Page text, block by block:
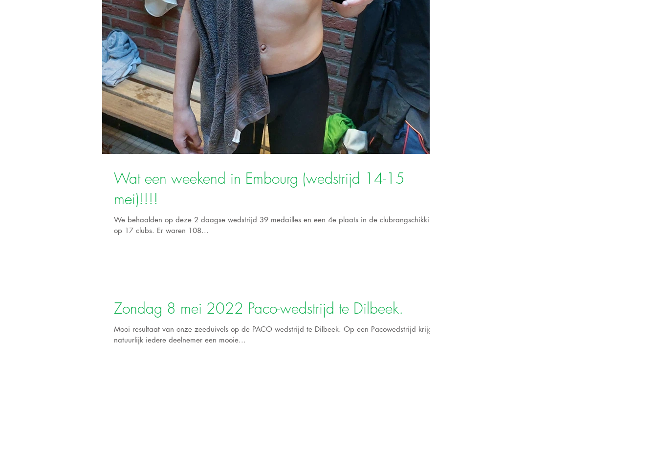
Wat een weekend in Embourg (wedstrijd 14-15
mei)!!!!
We behaalden op deze 2 daagse wedstrijd 39 medailles en een 4e plaats in de clubrangschikking
op 17 clubs. Er waren 108...
Zondag 8 mei 2022 Paco-wedstrijd te Dilbeek.
Mooi resultaat van onze zeeduivels op de PACO wedstrijd te Dilbeek. Op een Pacowedstrijd krijgt
natuurlijk iedere deelnemer een mooie...